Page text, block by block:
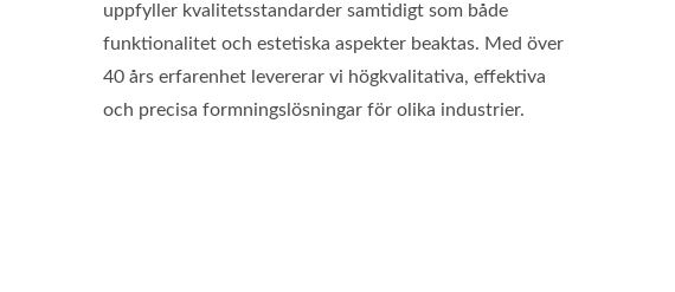
uppfyller kvalitetsstandarder samtidigt som både
funktionalitet och estetiska aspekter beaktas. Med över
40 års erfarenhet levererar vi högkvalitativa, effektiva
och precisa formningslösningar för olika industrier.